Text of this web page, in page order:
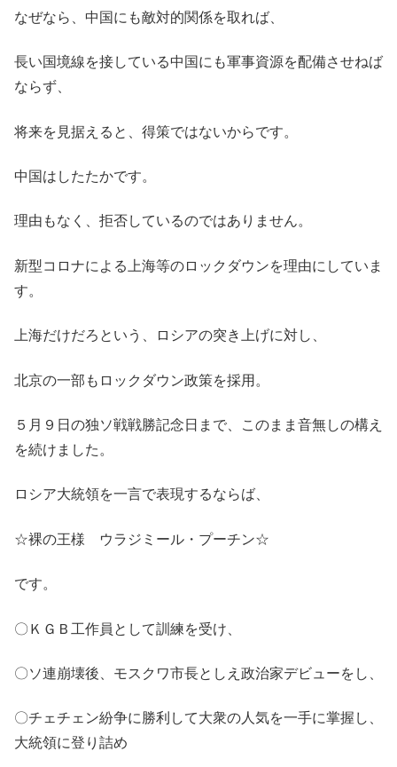
なぜなら、中国にも敵対的関係を取れば、
長い国境線を接している中国にも軍事資源を配備させねば
ならず、
将来を見据えると、得策ではないからです。
中国はしたたかです。
理由もなく、拒否しているのではありません。
新型コロナによる上海等のロックダウンを理由にしていま
す。
上海だけだろという、ロシアの突き上げに対し、
北京の一部もロックダウン政策を採用。
５月９日の独ソ戦戦勝記念日まで、このまま音無しの構え
を続けました。
ロシア大統領を一言で表現するならば、
☆裸の王様 ウラジミール・プーチン☆
です。
〇ＫＧＢ工作員として訓練を受け、
〇ソ連崩壊後、モスクワ市長としえ政治家デビューをし、
〇チェチェン紛争に勝利して大衆の人気を一手に掌握し、
大統領に登り詰め